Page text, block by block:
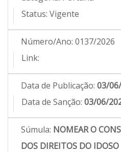
Status: Vigente
Número/Ano: 0137/2026
Link:
Data de Publicação: 03/
Data de Sanção: 03/06/
Súmula: NOMEAR O
DOS DIREITOS DO